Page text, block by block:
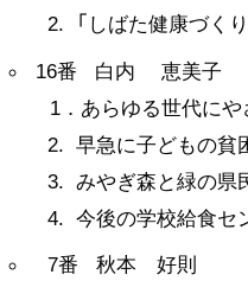
2. 「しばた健康づく
16番 白内 恵美子
1．あらゆる世代にや
2. 早急に子どもの貧
3. みやぎ森と緑の県
4. 今後の学校給食セ
7番 秋本 好則